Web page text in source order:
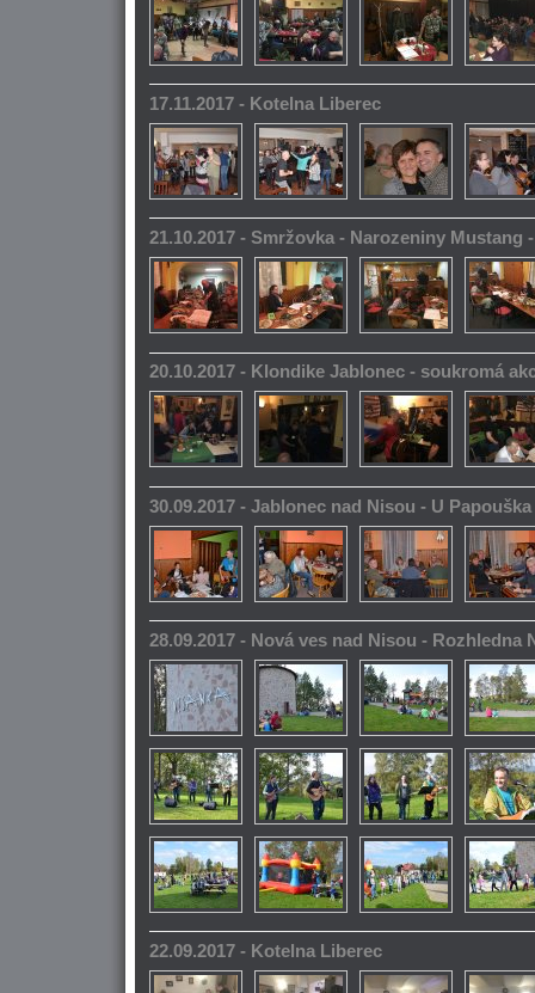
17.11.2017 - Kotelna Liberec
21.10.2017 - Smržovka - Narozeniny Mustang
20.10.2017 - Klondike Jablonec - soukromá
30.09.2017 - Jablonec nad Nisou - U
28.09.2017 - Nová ves nad Nisou - Rozhledna
22.09.2017 - Kotelna Liberec